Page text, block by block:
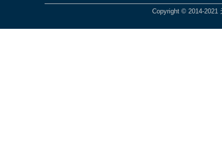
Copyright © 2014-2021